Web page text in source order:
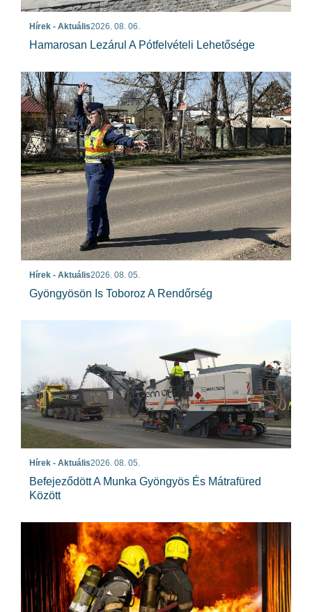
Hírek - Aktuális2026. 08. 06.
Hamarosan Lezárul A Pótfelvételi Lehetősége
Hírek - Aktuális2026. 08. 05.
Gyöngyösön Is Toboroz A Rendőrség
Hírek - Aktuális2026. 08. 05.
Befejeződött A Munka Gyöngyös És Mátrafüred
Között